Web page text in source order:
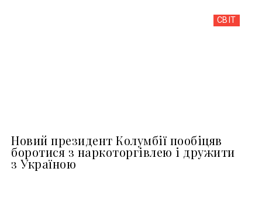
СВІТ
Новий президент Колумбії пообіцяв
боротися з наркоторгівлею і дружити
з Україною